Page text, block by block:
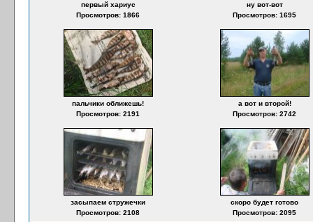
первый хариус
Просмотров: 1866
ну вот-вот
Просмотров: 1695
пальчики оближешь!
Просмотров: 2191
а вот и второй!
Просмотров: 2742
засыпаем стружечки
Просмотров: 2108
скоро будет готово
Просмотров: 2095